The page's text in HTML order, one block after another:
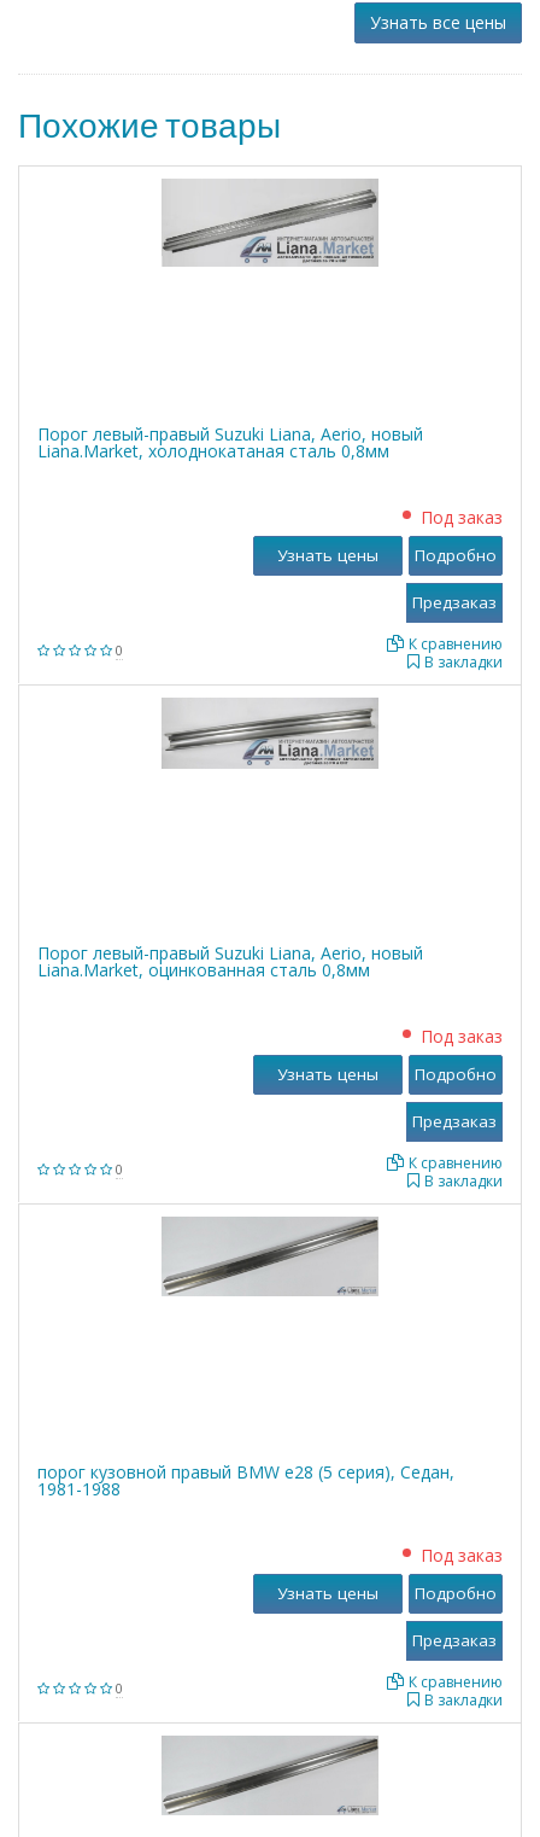
Узнать все цены
Похожие товары
Порог левый-правый Suzuki Liana, Aerio, новый
Liana.Market, холоднокатаная сталь 0,8мм
0
Под заказ
В закладки
К сравнению
Узнать цены Подробно
Порог левый-правый Suzuki Liana, Aerio, новый
Liana.Market, оцинкованная сталь 0,8мм
0
Под заказ
В закладки
К сравнению
Узнать цены Подробно
порог кузовной правый BMW е28 (5 серия), Седан,
1981-1988
0
Под заказ
В закладки
К сравнению
Узнать цены Подробно